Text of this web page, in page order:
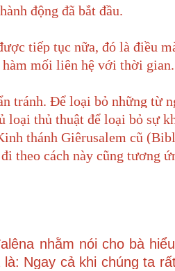
động đã bắt đầu.
tiếp tục nữa, đó là điều
hàm mối liên hệ với thời gian.
tránh. Để loại bỏ những từ
loại thủ thuật để loại bỏ sự
thánh Giêrusalem cũ
theo cách này cũng tương
nhằm nói cho bà
Ngay cả khi chúng ta